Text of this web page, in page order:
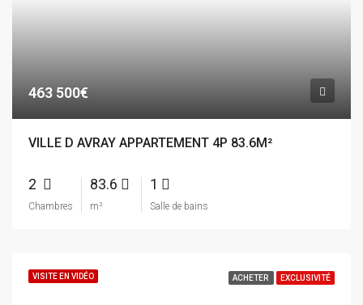
463 500€
VILLE D AVRAY APPARTEMENT 4P 83.6M²
2
Chambres
83.6
m²
1
Salle de bains
VISITE EN VIDÉO ACHETER EXCLUSIVITÉ